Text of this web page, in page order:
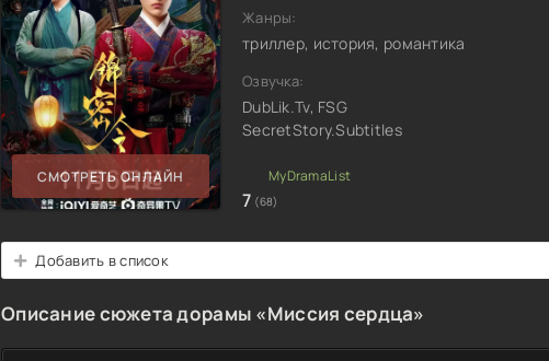
СМОТРЕТЬ ОНЛАЙН
Жанры:
триллер, история, романтика
Озвучка:
DubLik.Tv, FSG
SecretStory.Subtitles
7 (68)
Добавить в список
Описание сюжета дорамы «Миссия сердца»